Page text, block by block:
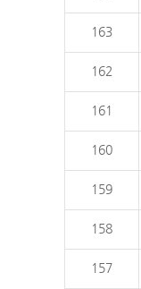
163
162
161
160
159
158
157